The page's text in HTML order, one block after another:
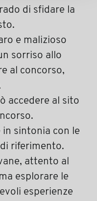
di sfidare la
e malizioso
sorriso allo
al concorso,
accedere al sito
in sintonia con le
riferimento.
attento al
esplorare le
esperienze